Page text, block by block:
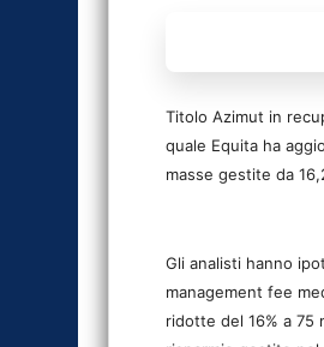
Titolo Azimut in
quale Equita ha
masse gestite da
Gli analisti hanno
management fee
ridotte del 16% a 75